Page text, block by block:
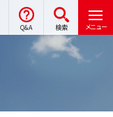
Q&A 検索 メニュー